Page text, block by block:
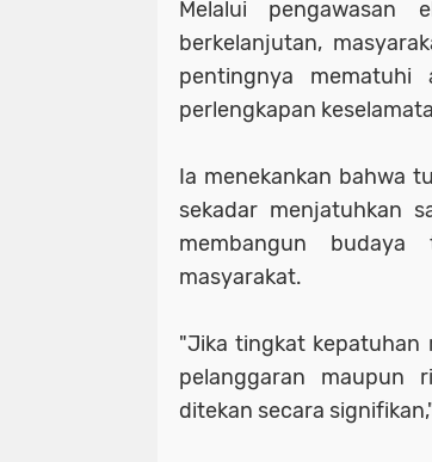
Melalui pengawasan
berkelanjutan,
pentingnya mematuhi
perlengkapan
Ia menekankan bahwa
sekadar menjatuhkan
membangun
masyarakat.
"Jika tingkat kepatuhan
pelanggaran maupun
ditekan secara